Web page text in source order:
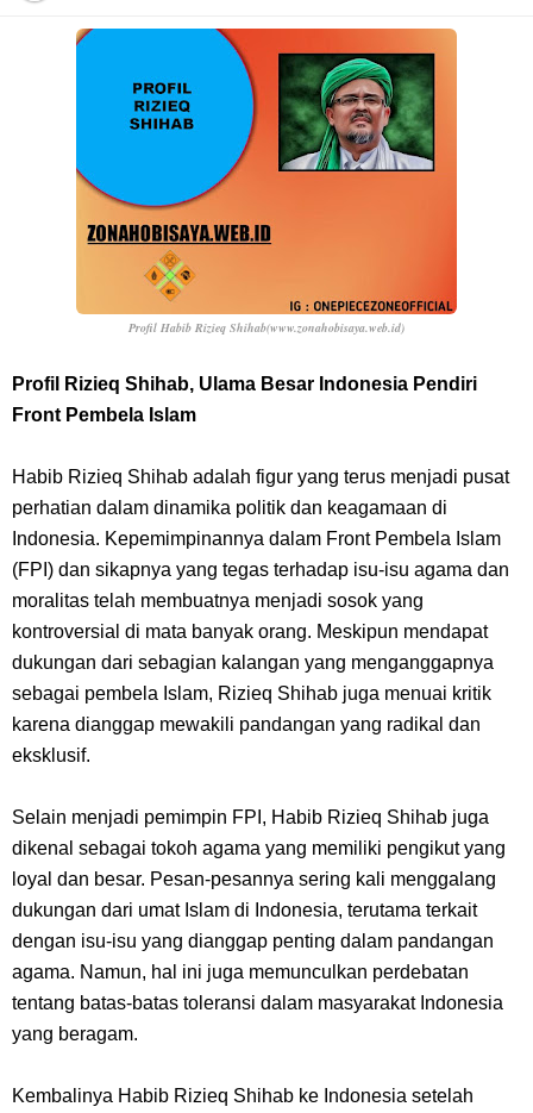
Resep Pesmol Ikan Mas, Makanan Khas Sunda Dengan Rasa Yang
Enaknya Nagih
Arti Bendera Barbados, Negara Kepulauan Yang Terletak Di Kawasan
Cara Daftar Danamon Mobile Banking, Mudah Banget Dan Lengkap
Caranya Disini
7 Fakta Elbaph One Piece, Menjadi Tempat Yang Sangat Ingin
7 Fakta Ivankov One Piece, Orang Yang Mampu Menipu Sensor
Wanita Milik Sanji
7 Klub Pertama Yang Menjuarai Liga Champions, Apa Klub Jagoan
Kamu Termasuk
Arti Bendera Palau, Negara Kepulauan Yang Berada Di Kawasan
Cara Membuat Linktree Instagram, Sangat Mudah Untuk Kamu
Lakukan Sendiri
7 Fakta Gaban One Piece, Orang Yang Telah Memberikan Kunci Borgol
Milik Loki
Profil Habib Rizieq Shihab(www.zonahobisaya.web.id)
Profil Rizieq Shihab, Ulama Besar Indonesia Pendiri
Front Pembela Islam
Habib Rizieq Shihab adalah figur yang terus menjadi pusat
perhatian dalam dinamika politik dan keagamaan di
Indonesia. Kepemimpinannya dalam Front Pembela Islam
(FPI) dan sikapnya yang tegas terhadap isu-isu agama dan
moralitas telah membuatnya menjadi sosok yang
kontroversial di mata banyak orang. Meskipun mendapat
dukungan dari sebagian kalangan yang menganggapnya
sebagai pembela Islam, Rizieq Shihab juga menuai kritik
karena dianggap mewakili pandangan yang radikal dan
eksklusif.
Selain menjadi pemimpin FPI, Habib Rizieq Shihab juga
dikenal sebagai tokoh agama yang memiliki pengikut yang
loyal dan besar. Pesan-pesannya sering kali menggalang
dukungan dari umat Islam di Indonesia, terutama terkait
dengan isu-isu yang dianggap penting dalam pandangan
agama. Namun, hal ini juga memunculkan perdebatan
tentang batas-batas toleransi dalam masyarakat Indonesia
yang beragam.
Kembalinya Habib Rizieq Shihab ke Indonesia setelah